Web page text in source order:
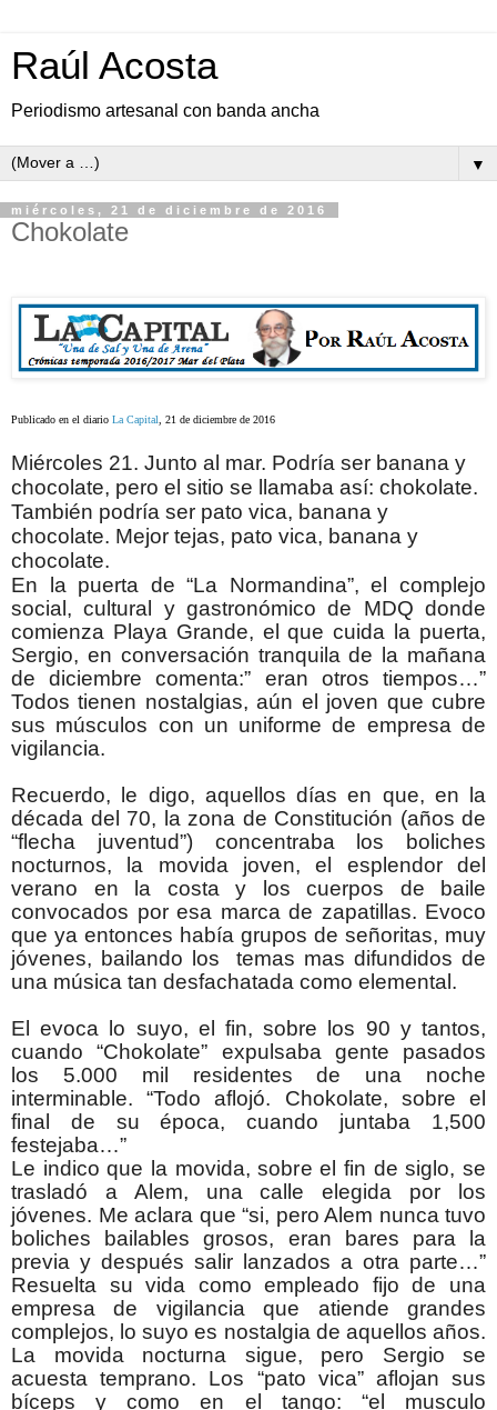
Raúl Acosta
Periodismo artesanal con banda ancha
▼
miércoles, 21 de diciembre de 2016
Chokolate
Publicado en el diario La Capital, 21 de diciembre de 2016
Miércoles 21. Junto al mar. Podría ser banana y
chocolate, pero el sitio se llamaba así: chokolate.
También podría ser pato vica, banana y
chocolate. Mejor tejas, pato vica, banana y
chocolate.
En la puerta de “La Normandina”, el complejo
social, cultural y gastronómico de MDQ donde
comienza Playa Grande, el que cuida la puerta,
Sergio, en conversación tranquila de la mañana
de diciembre comenta:” eran otros tiempos…”
Todos tienen nostalgias, aún el joven que cubre
sus músculos con un uniforme de empresa de
vigilancia.
Recuerdo, le digo, aquellos días en que, en la
década del 70, la zona de Constitución (años de
“flecha juventud”) concentraba los boliches
nocturnos, la movida joven, el esplendor del
verano en la costa y los cuerpos de baile
convocados por esa marca de zapatillas. Evoco
que ya entonces había grupos de señoritas, muy
jóvenes, bailando los temas mas difundidos de
una música tan desfachatada como elemental.
El evoca lo suyo, el fin, sobre los 90 y tantos,
cuando “Chokolate” expulsaba gente pasados
los 5.000 mil residentes de una noche
interminable. “Todo aflojó. Chokolate, sobre el
final de su época, cuando juntaba 1,500
festejaba…”
Le indico que la movida, sobre el fin de siglo, se
trasladó a Alem, una calle elegida por los
jóvenes. Me aclara que “si, pero Alem nunca tuvo
boliches bailables grosos, eran bares para la
previa y después salir lanzados a otra parte…”
Resuelta su vida como empleado fijo de una
empresa de vigilancia que atiende grandes
complejos, lo suyo es nostalgia de aquellos años.
La movida nocturna sigue, pero Sergio se
acuesta temprano. Los “pato vica” aflojan sus
bíceps y como en el tango: “el musculo